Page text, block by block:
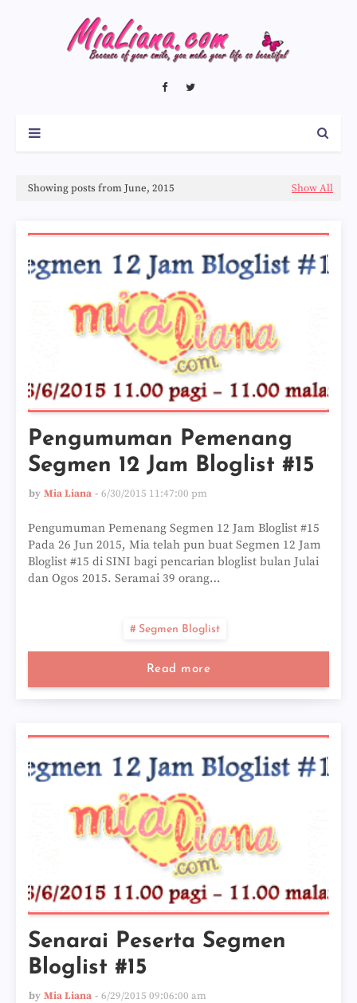
Showing posts from June, 2015 Show All
Pengumuman Pemenang
Segmen 12 Jam Bloglist #15
by Mia Liana 6/30/2015 11:47:00 pm
Pengumuman Pemenang Segmen 12 Jam Bloglist #15
Pada 26 Jun 2015, Mia telah pun buat Segmen 12 Jam
Bloglist #15 di SINI bagi pencarian bloglist bulan Julai
dan Ogos 2015. Seramai 39 orang…
Segmen Bloglist
Read more
Senarai Peserta Segmen
Bloglist #15
by Mia Liana 6/29/2015 09:06:00 am